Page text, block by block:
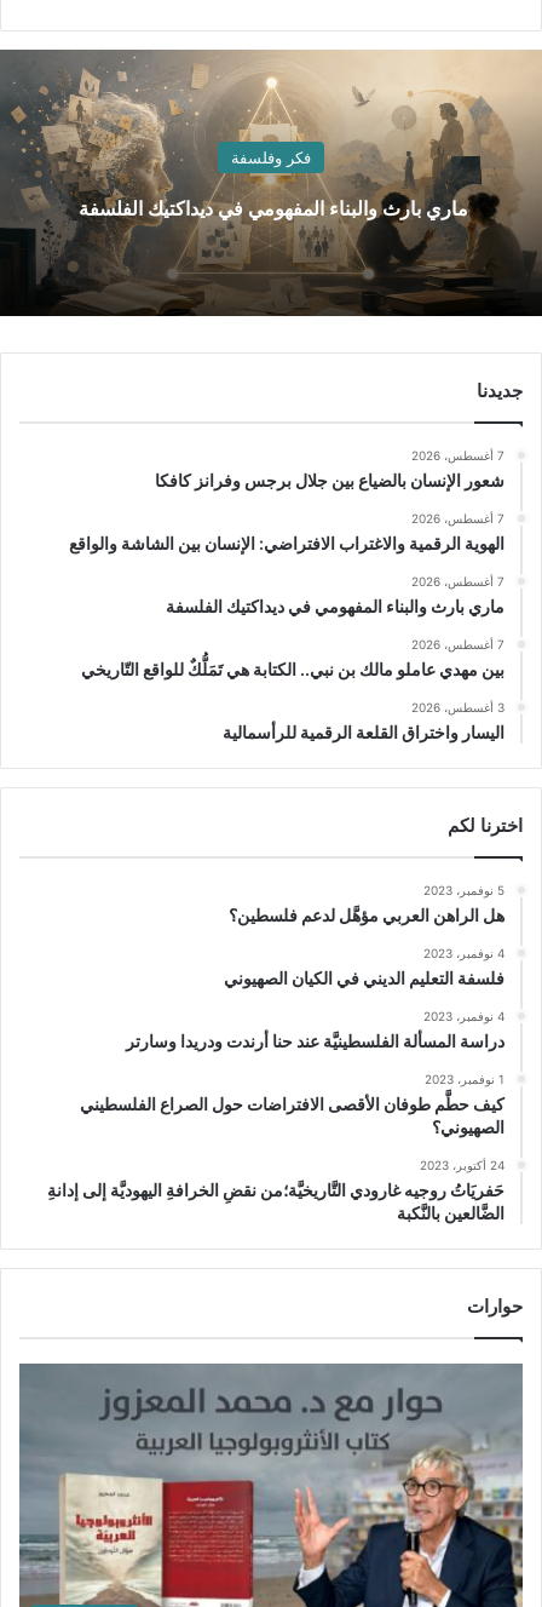
فكر وفلسفة
ماري بارث والبناء المفهومي في ديداكتيك الفلسفة
جديدنا
7 أغسطس، 2026
شعور الإنسان بالضياع بين جلال برجس وفرانز كافكا
7 أغسطس، 2026
الهوية الرقمية والاغتراب الافتراضي: الإنسان بين الشاشة والواقع
7 أغسطس، 2026
ماري بارث والبناء المفهومي في ديداكتيك الفلسفة
7 أغسطس، 2026
بين مهدي عاملو مالك بن نبي.. الكتابة هي تَمَلُّكٌ للواقع التّاريخي
3 أغسطس، 2026
اليسار واختراق القلعة الرقمية للرأسمالية
اخترنا لكم
5 نوفمبر، 2023
هل الراهن العربي مؤهَّل لدعم فلسطين؟
4 نوفمبر، 2023
فلسفة التعليم الديني في الكيان الصهيوني
4 نوفمبر، 2023
دراسة المسألة الفلسطينيَّة عند حنا أرندت ودريدا وسارتر
1 نوفمبر، 2023
كيف حطَّم طوفان الأقصى الافتراضات حول الصراع الفلسطيني
الصهيوني؟
24 أكتوبر، 2023
حَفريَاتُ روجيه غارودي التَّاريخيَّة؛من نقضِ الخرافةِ اليهوديَّة إلى إدانةِ
الضَّالعين بالنَّكبة
حوارات